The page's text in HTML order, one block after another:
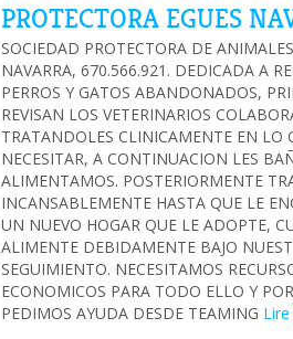
PROTECTORA EGUES
SOCIEDAD PROTECTORA DE
NAVARRA, 670.566.921. DEDICADA A
PERROS Y GATOS ABANDONADOS,
REVISAN LOS VETERINARIOS
TRATANDOLES CLINICAMENTE EN LO
NECESITAR, A CONTINUACION LES
ALIMENTAMOS. POSTERIORMENTE
INCANSABLEMENTE HASTA QUE LE
UN NUEVO HOGAR QUE LE ADOPTE,
ALIMENTE DEBIDAMENTE BAJO
SEGUIMIENTO. NECESITAMOS
ECONOMICOS PARA TODO ELLO Y
PEDIMOS AYUDA DESDE TEAMING Lire